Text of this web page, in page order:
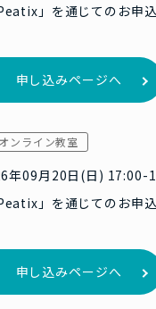
」を通じてのお申
申し込みページへ
オンライン教室
09月20日(日) 17:00-
」を通じてのお申
申し込みページへ